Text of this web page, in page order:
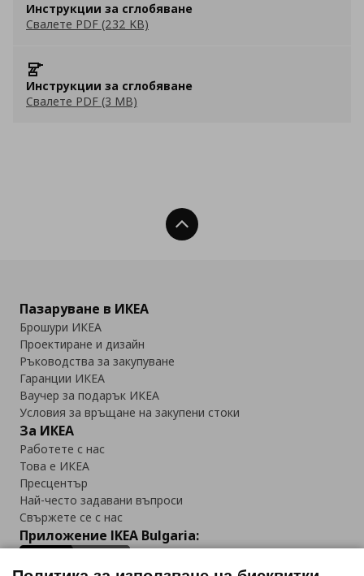
Инструкции за сглобяване
Свалете PDF (232 KB)
Инструкции за сглобяване
Свалете PDF (3 MB)
Нагоре
Пазаруване в ИКЕА
Брошури ИКЕА
Проектиране и дизайн
Ръководства за закупуване
Гаранции ИКЕА
Ваучер за подарък ИКЕА
Условия за връщане на закупени стоки
За ИКЕА
Работете с нас
Това е ИКЕА
Пресцентър
Най-често задавани въпроси
Свържете се с нас
Приложение IKEA Bulgaria: